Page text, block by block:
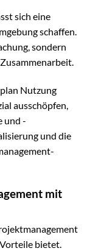
sich eine
schaffen.
sondern
Nutzung
ausschöpfen,
und -
und die
mit
bietet.